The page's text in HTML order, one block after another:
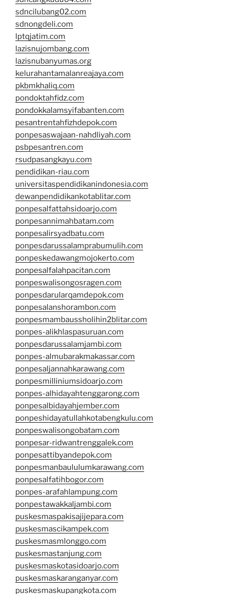
sdncilubang02.com
sdnongdeli.com
lptqjatim.com
lazisnujombang.com
lazisnubanyumas.org
kelurahantamalanreajaya.com
pkbmkhaliq.com
pondoktahfidz.com
pondokkalamsyifabanten.com
pesantrentahfizhdepok.com
ponpesaswajaan-nahdliyah.com
psbpesantren.com
rsudpasangkayu.com
pendidikan-riau.com
universitaspendidikanindonesia.com
dewanpendidikankotablitar.com
ponpesalfattahsidoarjo.com
ponpesannimahbatam.com
ponpesalirsyadbatu.com
ponpesdarussalamprabumulih.com
ponpeskedawangmojokerto.com
ponpesalfalahpacitan.com
ponpeswalisongosragen.com
ponpesdarularqamdepok.com
ponpesalanshorambon.com
ponpesmambaussholihin2blitar.com
ponpes-alikhlaspasuruan.com
ponpesdarussalamjambi.com
ponpes-almubarakmakassar.com
ponpesaljannahkarawang.com
ponpesmilliniumsidoarjo.com
ponpes-alhidayahtenggarong.com
ponpesalbidayahjember.com
ponpeshidayatullahkotabengkulu.com
ponpeswalisongobatam.com
ponpesar-ridwantrenggalek.com
ponpesattibyandepok.com
ponpesmanbaululumkarawang.com
ponpesalfatihbogor.com
ponpes-arafahlampung.com
ponpestawakkaljambi.com
puskesmaspakisajijepara.com
puskesmascikampek.com
puskesmasmlonggo.com
puskesmastanjung.com
puskesmaskotasidoarjo.com
puskesmaskaranganyar.com
puskesmaskupangkota.com